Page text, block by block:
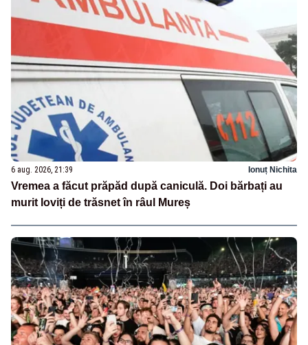
6 aug. 2026, 21:39 Ionuț Nichita
Vremea a făcut prăpăd după caniculă. Doi bărbați au
murit loviți de trăsnet în râul Mureș